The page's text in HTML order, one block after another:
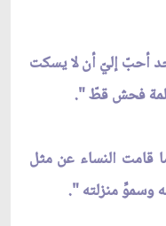
أحبّ إليّ أن لا يسكت
فحش قطّ ".
قامت النساء عن مثل
وسموِّ منزلته ".